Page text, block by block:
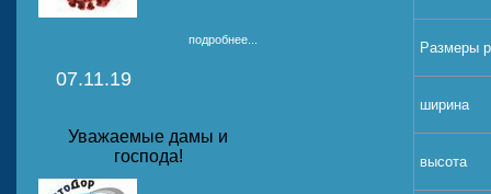
подробнее...
07.11.19
Уважаемые дамы и
господа!
Размеры
ширина
высота